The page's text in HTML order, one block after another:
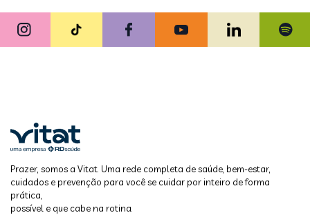
Prazer, somos a Vitat. Uma rede completa de saúde, bem-estar,
cuidados e prevenção para você se cuidar por inteiro de forma
prática,
possível e que cabe na rotina.